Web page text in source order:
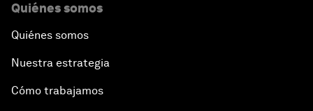
Quiénes somos
Quiénes somos
Nuestra estrategia
Cómo trabajamos